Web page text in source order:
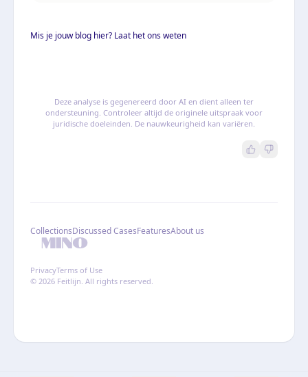
Mis je jouw blog hier? Laat het ons weten
Deze analyse is gegenereerd door AI en dient alleen ter
ondersteuning. Controleer altijd de originele uitspraak voor
juridische doeleinden. De nauwkeurigheid kan variëren.
CollectionsDiscussed CasesFeaturesAbout us
PrivacyTerms of Use
© 2026 Feitlijn. All rights reserved.